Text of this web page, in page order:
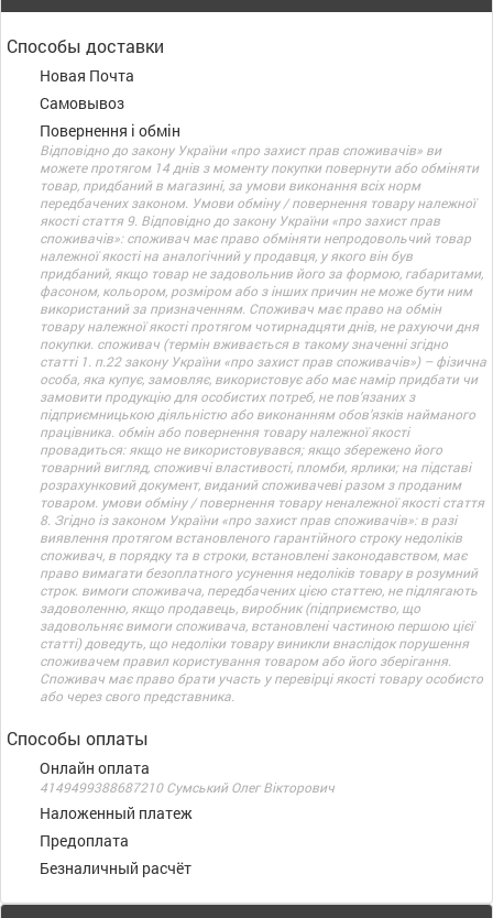
Способы доставки
Новая Почта
Самовывоз
Повернення і обмін
Відповідно до закону України «про захист прав споживачів» ви
можете протягом 14 днів з моменту покупки повернути або обміняти
товар, придбаний в магазині, за умови виконання всіх норм
передбачених законом. Умови обміну / повернення товару належної
якості стаття 9. Відповідно до закону України «про захист прав
споживачів»: споживач має право обміняти непродовольчий товар
належної якості на аналогічний у продавця, у якого він був
придбаний, якщо товар не задовольнив його за формою, габаритами,
фасоном, кольором, розміром або з інших причин не може бути ним
використаний за призначенням. Споживач має право на обмін
товару належної якості протягом чотирнадцяти днів, не рахуючи дня
покупки. споживач (термін вживається в такому значенні згідно
статті 1. п.22 закону України «про захист прав споживачів») – фізична
особа, яка купує, замовляє, використовує або має намір придбати чи
замовити продукцію для особистих потреб, не пов’язаних з
підприємницькою діяльністю або виконанням обов’язків найманого
працівника. обмін або повернення товару належної якості
провадиться: якщо не використовувався; якщо збережено його
товарний вигляд, споживчі властивості, пломби, ярлики; на підставі
розрахунковий документ, виданий споживачеві разом з проданим
товаром. умови обміну / повернення товару неналежної якості стаття
8. Згідно із законом України «про захист прав споживачів»: в разі
виявлення протягом встановленого гарантійного строку недоліків
споживач, в порядку та в строки, встановлені законодавством, має
право вимагати безоплатного усунення недоліків товару в розумний
строк. вимоги споживача, передбачених цією статтею, не підлягають
задоволенню, якщо продавець, виробник (підприємство, що
задовольняє вимоги споживача, встановлені частиною першою цієї
статті) доведуть, що недоліки товару виникли внаслідок порушення
споживачем правил користування товаром або його зберігання.
Споживач має право брати участь у перевірці якості товару особисто
або через свого представника.
Способы оплаты
Онлайн оплата
4149499388687210 Сумський Олег Вікторович
Наложенный платеж
Предоплата
Безналичный расчёт